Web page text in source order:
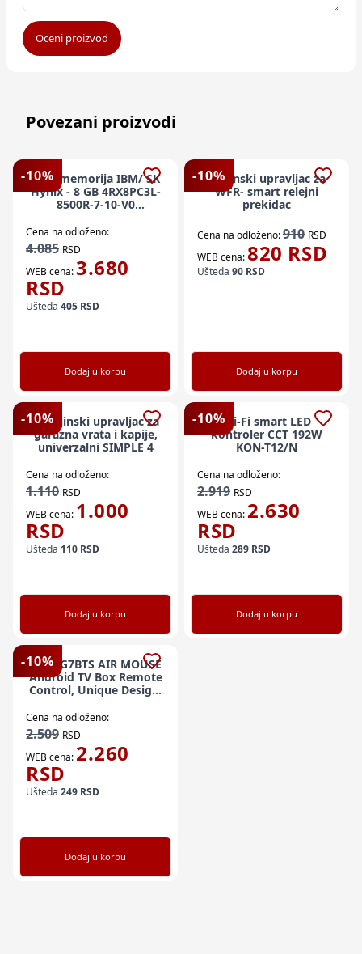
Oceni proizvod
Povezani proizvodi
-10%
Ram memorija IBM/ SK
Hynix - 8 GB 4RX8PC3L-
8500R-7-10-V0
D7-AC
Cena na odloženo:
4.085 RSD
WEB cena:3.680
RSD
Ušteda 405 RSD
Dodaj u korpu
-10%
Daljinski upravljac za
WFR- smart relejni
prekidac
Cena na odloženo:910 RSD
WEB cena:820 RSD
Ušteda 90 RSD
Dodaj u korpu
-10%
x-Daljinski upravljac za
garazna vrata i kapije,
univerzalni SIMPLE 4
Cena na odloženo:
1.110 RSD
WEB cena: 1.000
RSD
Ušteda 110 RSD
Dodaj u korpu
-10%Wi-Fi smart LED
kontroler CCT 192W
KON-T12/N
Cena na odloženo:
2.919 RSD
WEB cena: 2.630
RSD
Ušteda 289 RSD
Dodaj u korpu
-10%
GMB-G7BTS AIR MOUSE
Android TV Box Remote
Control, Unique Design,
Cena na odloženo:
2.509 RSD
WEB cena: 2.260
RSD
Ušteda 249 RSD
Dodaj u korpu